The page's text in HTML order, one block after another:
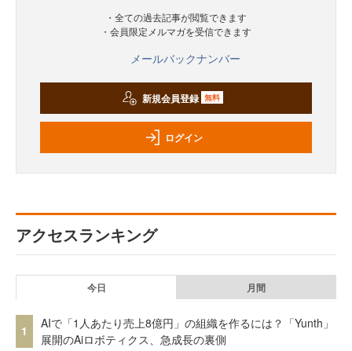
・全ての過去記事が閲覧できます
・会員限定メルマガを受信できます
メールバックナンバー
新規会員登録 無料
ログイン
アクセスランキング
今日 月間
1
AIで「1人あたり売上8億円」の組織を作るには？「Yunth」
展開のAiロボティクス、急成長の裏側